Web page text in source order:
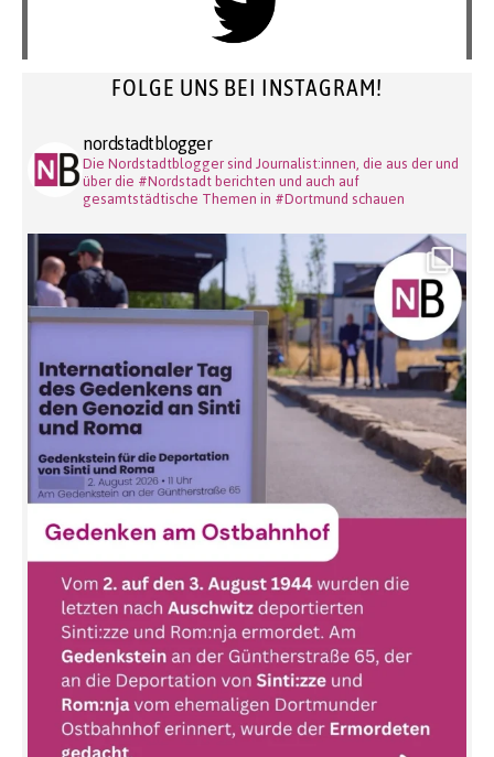
FOLGE UNS BEI INSTAGRAM!
nordstadtblogger
Die Nordstadtblogger sind Journalist:innen, die aus der und
über die #Nordstadt berichten und auch auf
gesamtstädtische Themen in #Dortmund schauen